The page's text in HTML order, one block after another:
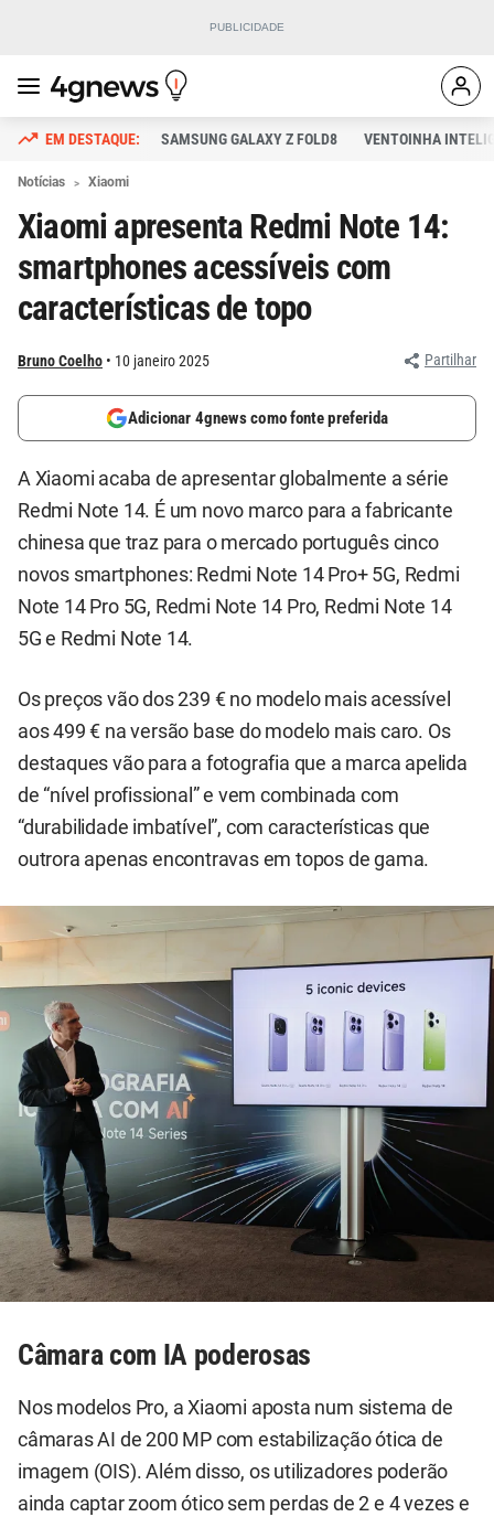
SAMSUNG GALAXY Z FOLD8 VENTOINHA
Notícias Xiaomi
Xiaomi apresenta Redmi Note 14:
smartphones acessíveis com
características de topo
Bruno Coelho 10 janeiro 2025 Partilhar
Adicionar 4gnews como fonte preferida
A Xiaomi acaba de apresentar globalmente a série
Redmi Note 14. É um novo marco para a fabricante
chinesa que traz para o mercado português cinco
novos smartphones: Redmi Note 14 Pro+ 5G, Redmi
Note 14 Pro 5G, Redmi Note 14 Pro, Redmi Note 14
5G e Redmi Note 14.
Os preços vão dos 239 € no modelo mais acessível
aos 499 € na versão base do modelo mais caro. Os
destaques vão para a fotografia que a marca apelida
de “nível profissional” e vem combinada com
“durabilidade imbatível”, com características que
outrora apenas encontravas em topos de gama.
Câmara com IA poderosas
Nos modelos Pro, a Xiaomi aposta num sistema de
câmaras AI de 200 MP com estabilização ótica de
imagem (OIS). Além disso, os utilizadores poderão
ainda captar zoom ótico sem perdas de 2 e 4 vezes e